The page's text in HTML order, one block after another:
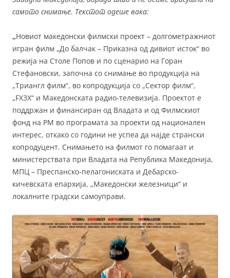
o
k
g
самото снимање. Текстот одеше вака:
„Новиот македонски филмски проект – долгометражниот
игран филм „До балчак – Приказна од дивиот исток“ во
режија на Столе Попов и по сценарио на Горан
Стефановски, започна со снимање во продукција на
„Триангл филм“, во копродукција со „Сектор филм“,
„FX3X“ и Македонската радио-телевизија. Проектот е
поддржан и финансиран од Владата и од Филмскиот
фонд на РМ во програмата за проекти од национален
интерес, откако со години не успеа да најде странски
копродуцент. Снимањето на филмот го помагаат и
министерствата при Владата на Република Македонија,
МПЦ – Преспанско-пелагониската и Дебарско-
кичевската епархија, „Македонски железници“ и
локалните градски самоуправи.